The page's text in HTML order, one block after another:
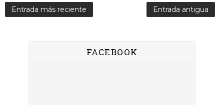
Entrada más reciente Entrada antigua
FACEBOOK